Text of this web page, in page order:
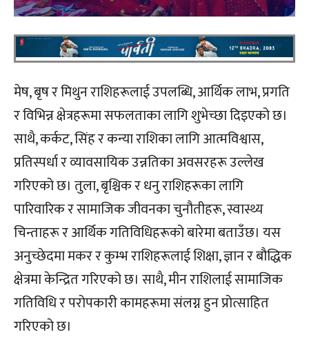
मेष, बृष र मिथुन राशिहरूलाई उपलब्धि, आर्थिक लाभ, प्रगति
र विभिन्न क्षेत्रहरूमा सफलताका लागि शुभेच्छा दिइएको छ।
साथै, कर्कट, सिंह र कन्या राशिका लागि आत्मविश्वास,
प्रतिस्पर्धा र व्यावसायिक उन्नतिका अवसरहरू उल्लेख
गरिएको छ। तुला, बृश्चिक र धनु राशिहरूका लागि
पारिवारिक र सामाजिक जीवनका चुनौतीहरू, स्वास्थ्य
चिन्ताहरू र आर्थिक गतिविधिहरूको बारेमा बताउँछ। यस
अनुच्छेदमा मकर र कुम्भ राशिहरूलाई शिक्षा, ज्ञान र बौद्धिक
क्षेत्रमा केन्द्रित गरिएको छ। साथै, मीन राशिलाई सामाजिक
गतिविधि र परोपकारी कामहरूमा संलग्न हुन प्रोत्साहित
गरिएको छ।